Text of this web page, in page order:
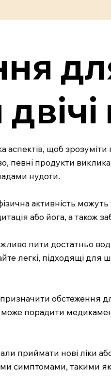
аспектів, щоб
продукти
нудоти.
активність
або йога, а також
пити достатньо
легкі, підходящі для
призначити
може порадити
приймати нові ліки
симптомами, такими як